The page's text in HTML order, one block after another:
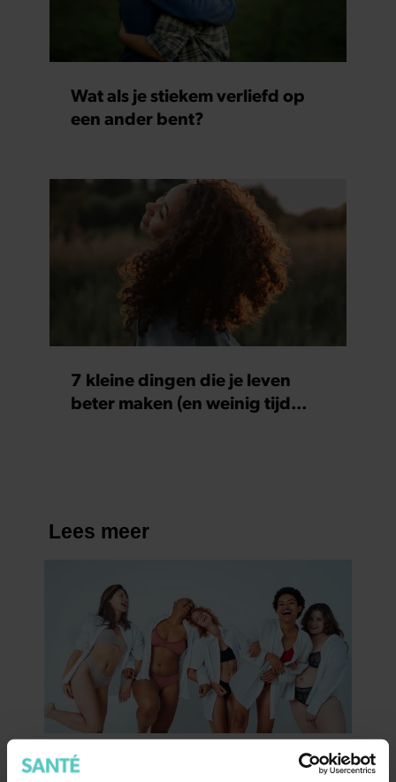
Wat als je stiekem verliefd op
een ander bent?
7 kleine dingen die je leven
beter maken (en weinig tijd